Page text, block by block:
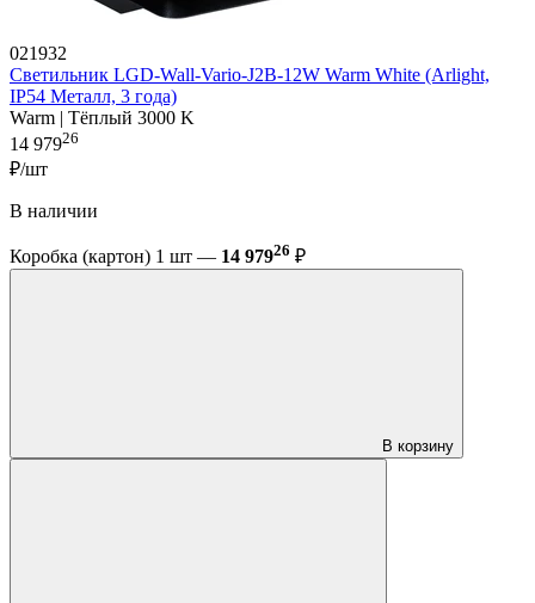
021932
Светильник LGD-Wall-Vario-J2B-12W Warm White (Arlight,
IP54 Металл, 3 года)
Warm | Тёплый 3000 K
14 97926
₽/шт
В наличии
Коробка (картон) 1 шт — 14 97926 ₽
В корзину